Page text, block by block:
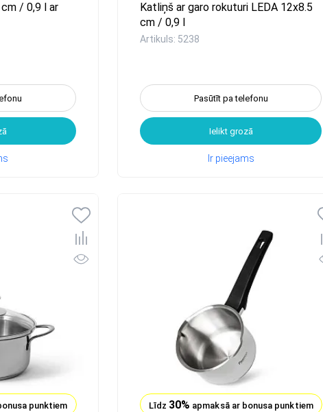
/ 0,9 l ar
Katliņš ar garo rokuturi LEDA 12x8.5
cm / 0,9 l
Artikuls: 5238
Pasūtīt pa telefonu
Ielikt grozā
Ir pieejams
punktiem Līdz 30% apmaksā ar bonusa punktiem